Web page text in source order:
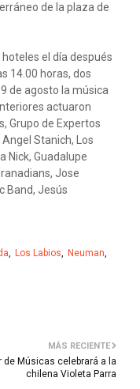
de la plaza de
el día después
14.00 horas, dos
de agosto la música
actuaron
Grupo de Expertos
Stanich, Los
Nick, Guadalupe
Jose
Band, Jesús
Los Labios
Neuman
MÁS RECIENTE
de Músicas celebrará a la
chilena Violeta Parra